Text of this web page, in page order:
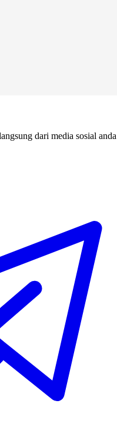
dari media sosial anda